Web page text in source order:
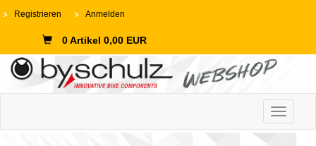
Registrieren Anmelden
0 Artikel 0,00 EUR
Toggle